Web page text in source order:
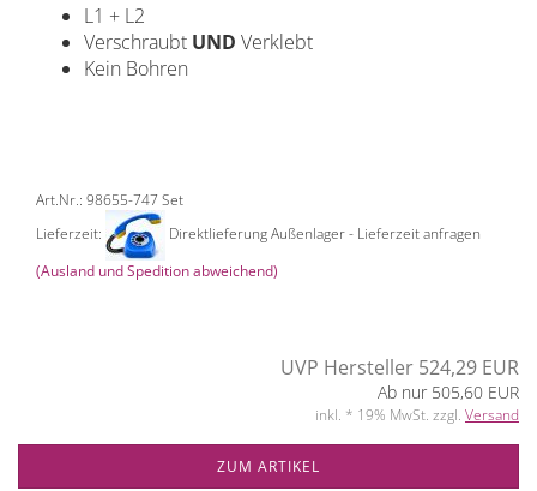
L1 + L2
Verschraubt UND Verklebt
Kein Bohren
Art.Nr.: 98655-747 Set
Lieferzeit:
Direktlieferung Außenlager - Lieferzeit anfragen
(Ausland und Spedition abweichend)
UVP Hersteller 524,29 EUR
Ab nur 505,60 EUR
inkl. * 19% MwSt. zzgl. Versand
ZUM ARTIKEL